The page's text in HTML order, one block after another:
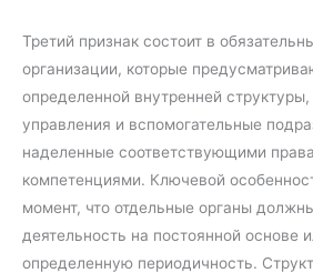
Третий признак состоит в
организации, которые
определенной внутренней
управления и вспомогательные
наделенные соответствующими
компетенциями. Ключевой
момент, что отдельные органы
деятельность на постоянной основе
определенную периодичность.